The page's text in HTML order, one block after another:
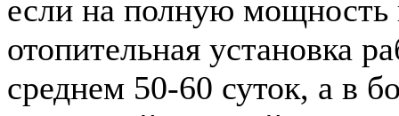
если на полную мощность
отопительная установка
среднем 50-60 суток, а в